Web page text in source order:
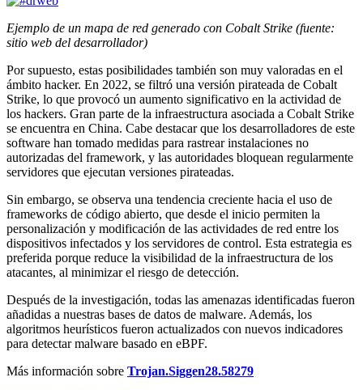
Ejemplo de un mapa de red generado con Cobalt Strike (fuente:
sitio web del desarrollador)
Por supuesto, estas posibilidades también son muy valoradas en el
ámbito hacker. En 2022, se filtró una versión pirateada de Cobalt
Strike, lo que provocó un aumento significativo en la actividad de
los hackers. Gran parte de la infraestructura asociada a Cobalt Strike
se encuentra en China. Cabe destacar que los desarrolladores de este
software han tomado medidas para rastrear instalaciones no
autorizadas del framework, y las autoridades bloquean regularmente
servidores que ejecutan versiones pirateadas.
Sin embargo, se observa una tendencia creciente hacia el uso de
frameworks de código abierto, que desde el inicio permiten la
personalización y modificación de las actividades de red entre los
dispositivos infectados y los servidores de control. Esta estrategia es
preferida porque reduce la visibilidad de la infraestructura de los
atacantes, al minimizar el riesgo de detección.
Después de la investigación, todas las amenazas identificadas fueron
añadidas a nuestras bases de datos de malware. Además, los
algoritmos heurísticos fueron actualizados con nuevos indicadores
para detectar malware basado en eBPF.
Más información sobre Trojan.Siggen28.58279